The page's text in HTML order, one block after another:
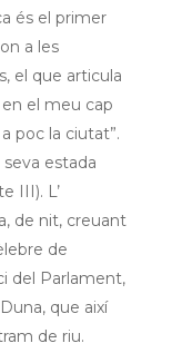
és el primer
a les
el que articula
el meu cap
poc la ciutat”.
estada
III). L’
de nit, creuant
de
del Parlament,
que així
de riu.